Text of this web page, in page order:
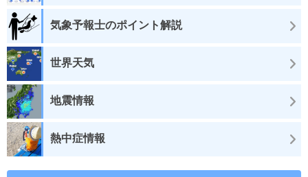
気象予報士のポイント解説
世界天気
地震情報
熱中症情報